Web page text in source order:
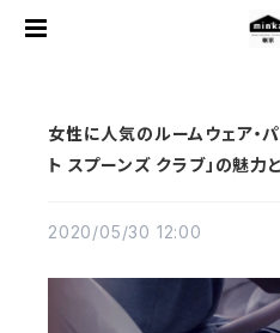
女性に人気のルームウェア・
ト スプーンズ クラブ」の魅力
2020/05/30 12:00